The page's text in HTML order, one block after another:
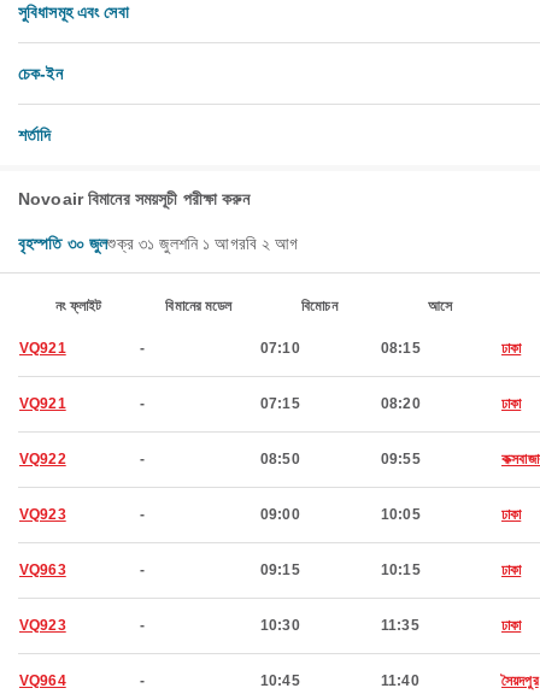
সুবিধাসমূহ এবং সেবা
চেক-ইন
শর্তাদি
Novoair বিমানের সময়সূচী পরীক্ষা করুন
বৃহস্পতি ৩০ জুলশুক্র ৩১ জুলশনি ১ আগরবি ২ আগ
নং ফ্লাইট বিমানের মডেল বিমোচন আসে
VQ921 - 07:10 08:15 ঢাকা
VQ921 - 07:15 08:20 ঢাকা
VQ922 - 08:50 09:55
VQ923 - 09:00 10:05 ঢাকা
VQ963 - 09:15 10:15 ঢাকা
VQ923 - 10:30 11:35 ঢাকা
VQ964 - 10:45 11:40 সৈয়দপুর